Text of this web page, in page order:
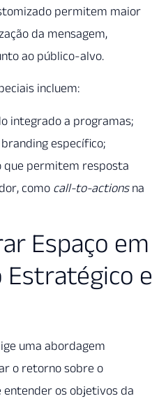
permitem maior
da mensagem,
ao público-alvo.
incluem:
integrado a programas;
específico;
que permitem resposta
como call-to-actionsna
Espaço em
Estratégico e
uma abordagem
o retorno sobre o
entender os objetivos da